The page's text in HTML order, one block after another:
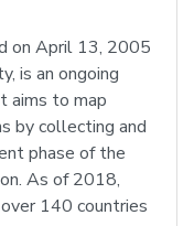
on April 13, 2005
is an ongoing
aims to map
by collecting and
phase of the
As of 2018,
140 countries